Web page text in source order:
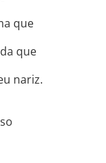
que
que
nariz.